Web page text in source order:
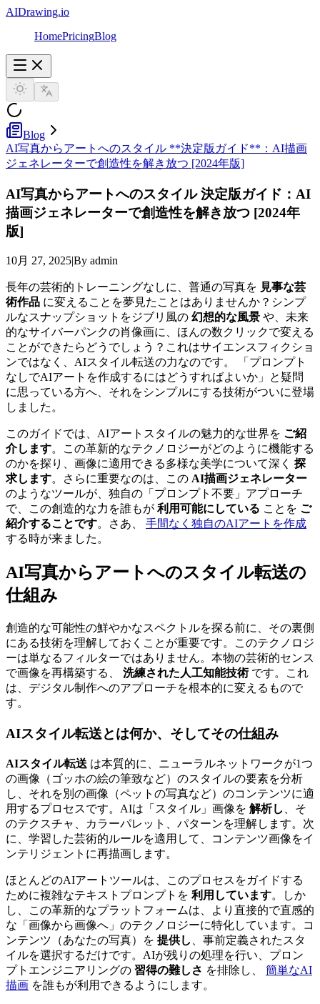
AIDrawing.io
HomePricingBlog
Blog
AI写真からアートへのスタイル **決定版ガイド**：AI描画
ジェネレーターで創造性を解き放つ [2024年版]
AI写真からアートへのスタイル決定版ガイド ：AI
描画ジェネレーターで創造性を解き放つ [2024年
版]
10月 27, 2025|By admin
長年の芸術的トレーニングなしに、普通の写真を 見事な芸
術作品 に変えることを夢見たことはありませんか？シンプ
ルなスナップショットをジブリ風の 幻想的な風景 や、未来
的なサイバーパンクの肖像画に、ほんの数クリックで変える
ことができたらどうでしょう？これはサイエンスフィクショ
ンではなく、AIスタイル転送の力なのです。 「プロンプト
なしでAIアートを作成するにはどうすればよいか」と疑問
に思っている方へ、それをシンプルにする技術がついに登場
しました。
このガイドでは、AIアートスタイルの魅力的な世界を ご紹
介します。この革新的なテクノロジーがどのように機能する
のかを探り、画像に適用できる多様な美学について深く 探
求します。さらに重要なのは、この AI描画ジェネレーター
のようなツールが、独自の「プロンプト不要」アプローチ
で、この創造的な力を誰もが 利用可能にしている ことを ご
紹介することです。さあ、 手間なく独自のAIアートを作成
する時が来ました。
AI写真からアートへのスタイル転送の
仕組み
創造的な可能性の鮮やかなスペクトルを探る前に、その裏側
にある技術を理解しておくことが重要です。このテクノロジ
ーは単なるフィルターではありません。本物の芸術的センス
で画像を再構築する、 洗練された人工知能技術です。これ
は、デジタル制作へのアプローチを根本的に変えるもので
す。
AIスタイル転送とは何か、そしてその仕組み
AIスタイル転送 は本質的に、ニューラルネットワークが1つ
の画像（ゴッホの絵の筆致など）のスタイルの要素を分析
し、それを別の画像（ペットの写真など）のコンテンツに適
用するプロセスです。AIは「スタイル」画像を 解析し
、そ
のテクスチャ、カラーパレット、パターンを理解します。次
に、学習した芸術的ルールを適用して、コンテンツ画像をイ
ンテリジェントに再描画します。
ほとんどのAIアートツールは、このプロセスをガイドする
ために複雑なテキストプロンプトを 利用しています。しか
し、この革新的なプラットフォームは、より直接的で直感的
な「画像から画像へ」のテクノロジーに特化しています。コ
ンテンツ（あなたの写真）を 提供し
、事前定義されたスタ
イルを選択するだけです。AIが残りの処理を行い、プロン
プトエンジニアリングの 習得の難しさ を排除し、 簡単なAI
描画 を誰もが利用できるようにします。